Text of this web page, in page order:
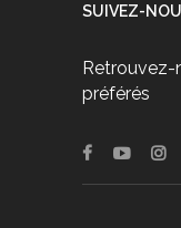
SUIVEZ-
Retrouvez-
préférés